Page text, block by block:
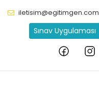
iletisim@egitimgen.com
Sınav Uygulaması